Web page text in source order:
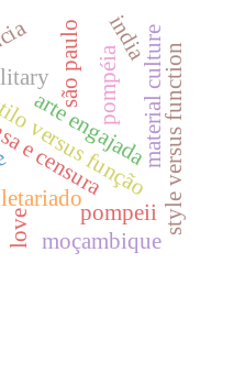
e censura
arte engajada
são paulo
versus funçãomaterial culturestyle versus function
pompeii
pompéia
love moçambique
india